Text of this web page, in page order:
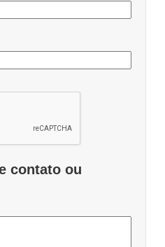
contato ou